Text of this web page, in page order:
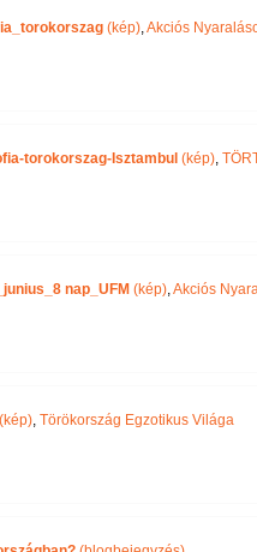
(kép),Akciós
torokorszag-Isztambul (kép),
nap_UFM (kép),Akciós
, Törökország Egzotikus Világa